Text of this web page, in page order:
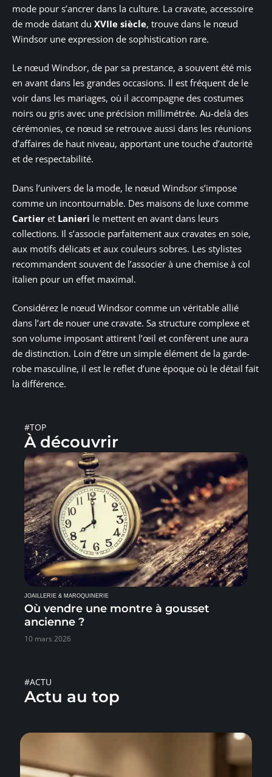
mode pour s’ancrer dans la culture. La cravate, accessoire
de mode datant du XVIIe siècle, trouve dans le nœud
Windsor une expression de sophistication rare.
Le nœud Windsor, de par sa prestance, a souvent été mis
en avant dans les grandes occasions. Il est fréquent de le
voir dans les mariages, où il accompagne des costumes
noirs ou gris avec une précision millimétrée. Au-delà des
cérémonies, ce nœud se retrouve aussi dans les réunions
d’affaires de haut niveau, apportant une touche d’autorité
et de respectabilité.
Dans l’univers de la mode, le nœud Windsor s’impose
comme un incontournable. Des maisons de luxe comme
Cartier et Lanieri le mettent en avant dans leurs
collections. Il s’associe parfaitement aux cravates en soie,
aux motifs délicats et aux couleurs sobres. Les stylistes
recommandent souvent de l’associer à une chemise à col
italien pour un effet maximal.
Considérez le nœud Windsor comme un véritable allié
dans l’art de nouer une cravate. Sa structure complexe et
son volume imposant attirent l’œil et confèrent une aura
de distinction. Loin d’être un simple élément de la garde-
robe masculine, il est le reflet d’une époque où le détail fait
la différence.
#TOP
À découvrir
JOAILLERIE & MAROQUINERIE
Où vendre une montre à gousset
ancienne ?
10 mars 2026
#ACTU
Actu au top